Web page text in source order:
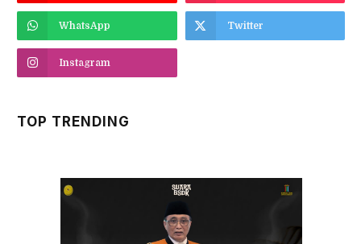
WhatsApp Twitter
Instagram
TOP TRENDING